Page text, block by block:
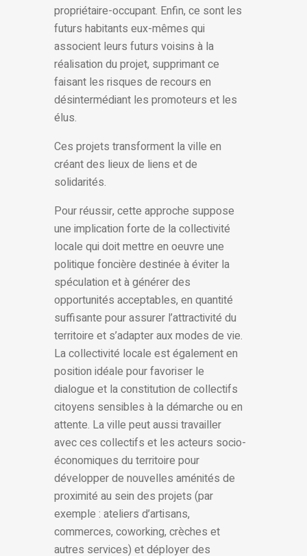
propriétaire-occupant. Enfin, ce sont les
futurs habitants eux-mêmes qui
associent leurs futurs voisins à la
réalisation du projet, supprimant ce
faisant les risques de recours en
désintermédiant les promoteurs et les
élus.
Ces projets transforment la ville en
créant des lieux de liens et de
solidarités.
Pour réussir, cette approche suppose
une implication forte de la collectivité
locale qui doit mettre en oeuvre une
politique foncière destinée à éviter la
spéculation et à générer des
opportunités acceptables, en quantité
suffisante pour assurer l’attractivité du
territoire et s’adapter aux modes de vie.
La collectivité locale est également en
position idéale pour favoriser le
dialogue et la constitution de collectifs
citoyens sensibles à la démarche ou en
attente. La ville peut aussi travailler
avec ces collectifs et les acteurs socio-
économiques du territoire pour
développer de nouvelles aménités de
proximité au sein des projets (par
exemple : ateliers d’artisans,
commerces, coworking, crèches et
autres services) et déployer des